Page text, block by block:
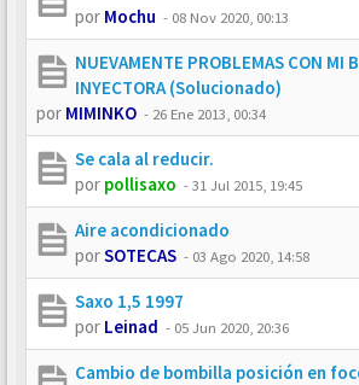
por Mochu - 08 Nov 2020, 00:13
NUEVAMENTE PROBLEMAS CON MI
INYECTORA (Solucionado)
por MIMINKO - 26 Ene 2013, 00:34
Se cala al reducir.
por pollisaxo -31 Jul 2015, 19:45
Aire acondicionado
porSOTECAS - 03 Ago 2020, 14:58
Saxo 1,5 1997
por Leinad - 05 Jun 2020, 20:36
Cambio de bombilla posición en